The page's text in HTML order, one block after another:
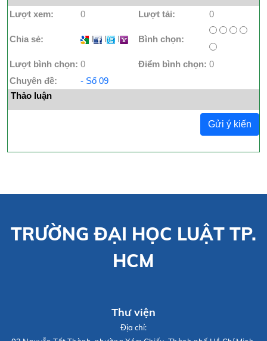
Lượt xem: 0 Lượt tải: 0
Chia sẻ: I I I Bình chọn:
Lượt bình chọn: 0 Điểm bình chọn: 0
Chuyên đề:
- Số 09
Thảo luận
Gửi ý kiến
TRƯỜNG ĐẠI HỌC LUẬT TP.
HCM
Thư viện
Địa chỉ: